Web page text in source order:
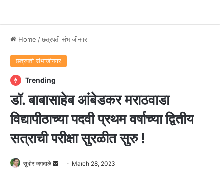
Home /छत्रपती संभाजीनगर
छत्रपती संभाजीनगर
Trending
डॉ. बाबासाहेब आंबेडकर मराठवाडा
विद्यापीठाच्या पदवी प्रथम वर्षाच्या द्वितीय
सत्राची परीक्षा सुरळीत सुरु !
सुधीर जगदाळे
Send March 28, 2023